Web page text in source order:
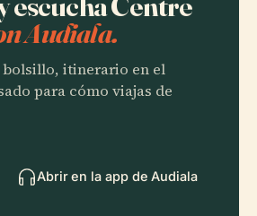
Audiala.
itinerario en el
para cómo viajas de
Abrir en la app de Audiala